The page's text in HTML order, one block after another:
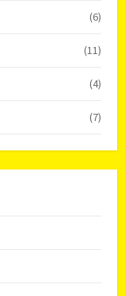
(6)
(11)
(4)
(7)